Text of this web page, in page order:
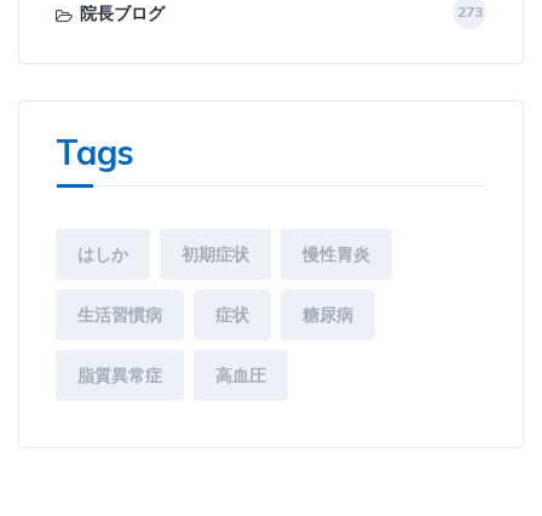
院長ブログ 273
Tags
はしか 初期症状 慢性胃炎
生活習慣病 症状 糖尿病
脂質異常症 高血圧